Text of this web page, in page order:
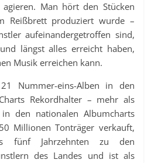
Man hört den Stücken
Reißbrett produziert wurde –
aufeinandergetroffen sind,
längst alles erreicht haben,
Musik erreichen kann.
Nummer-eins-Alben in den
Rekordhalter – mehr als
den nationalen Albumcharts
Millionen Tonträger verkauft,
fünf Jahrzehnten zu den
des Landes und ist als